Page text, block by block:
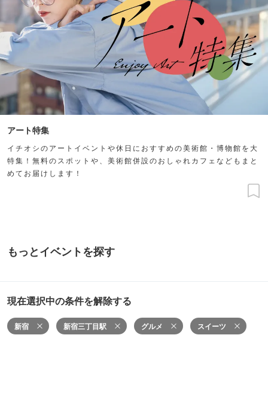
アート特集
イチオシのアートイベントや休日におすすめの美術館・博物館を大
特集！無料のスポットや、美術館併設のおしゃれカフェなどもまと
めてお届けします！
もっとイベントを探す
現在選択中の条件を解除する
新宿 新宿三丁目駅 グルメ スイーツ